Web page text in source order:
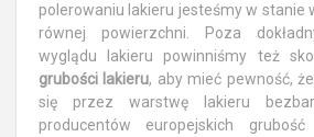
polerowaniu lakieru jesteśmy w stanie
równej powierzchni. Poza
wyglądu lakieru powinniśmy też
grubości lakieru, aby mieć pewność,
się przez warstwę lakieru
producentów europejskich